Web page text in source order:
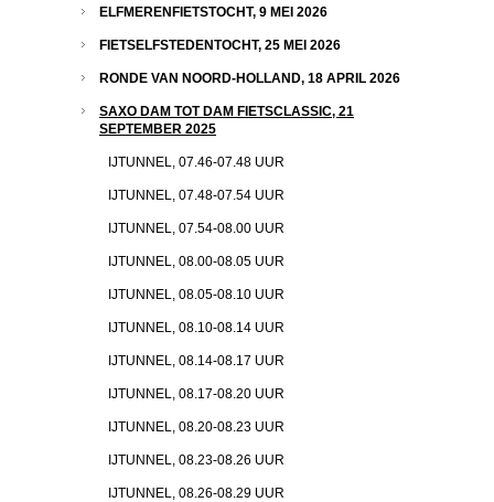
ELFMERENFIETSTOCHT, 9 MEI 2026
FIETSELFSTEDENTOCHT, 25 MEI 2026
RONDE VAN NOORD-HOLLAND, 18 APRIL 2026
SAXO DAM TOT DAM FIETSCLASSIC, 21
SEPTEMBER 2025
IJTUNNEL, 07.46-07.48 UUR
IJTUNNEL, 07.48-07.54 UUR
IJTUNNEL, 07.54-08.00 UUR
IJTUNNEL, 08.00-08.05 UUR
IJTUNNEL, 08.05-08.10 UUR
IJTUNNEL, 08.10-08.14 UUR
IJTUNNEL, 08.14-08.17 UUR
IJTUNNEL, 08.17-08.20 UUR
IJTUNNEL, 08.20-08.23 UUR
IJTUNNEL, 08.23-08.26 UUR
IJTUNNEL, 08.26-08.29 UUR